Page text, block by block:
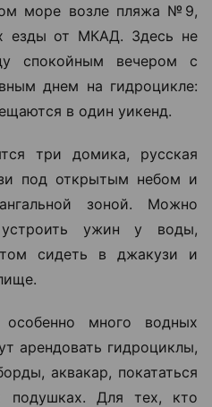
море возле пляжа №9,
езды от МКАД. Здесь не
спокойным вечером с
днем на гидроцикле:
в один уикенд.
три домика, русская
под открытым небом и
зоной. Можно
устроить ужин у воды,
сидеть в джакузи и
много водных
арендовать гидроциклы,
аквакар, покататься
подушках. Для тех, кто